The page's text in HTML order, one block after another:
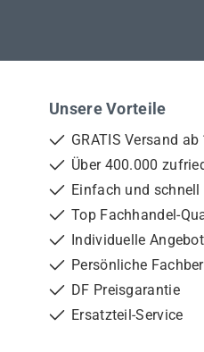
Unsere Vorteile
GRATIS Versand ab
Über 400.000
Einfach und schnell
Top Fachhandel-
Individuelle
Persönliche
DF Preisgarantie
Ersatzteil-Service